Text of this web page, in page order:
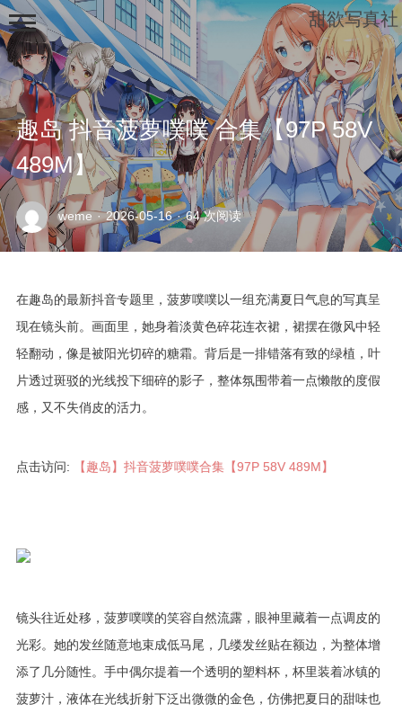
趣岛 抖音菠萝噗噗 合集【97P 58V
489M】
weme · 2026-05-16 · 64 次阅读
在趣岛的最新抖音专题里，菠萝噗噗以一组充满夏日气息的写真呈
现在镜头前。画面里，她身着淡黄色碎花连衣裙，裙摆在微风中轻
轻翻动，像是被阳光切碎的糖霜。背后是一排错落有致的绿植，叶
片透过斑驳的光线投下细碎的影子，整体氛围带着一点懒散的度假
感，又不失俏皮的活力。
点击访问: 【趣岛】抖音菠萝噗噗合集【97P 58V 489M】
镜头往近处移，菠萝噗噗的笑容自然流露，眼神里藏着一点调皮的
光彩。她的发丝随意地束成低马尾，几缕发丝贴在额边，为整体增
添了几分随性。手中偶尔提着一个透明的塑料杯，杯里装着冰镇的
菠萝汁，液体在光线折射下泛出微微的金色，仿佛把夏日的甜味也
甜欲写真社
示
例
面